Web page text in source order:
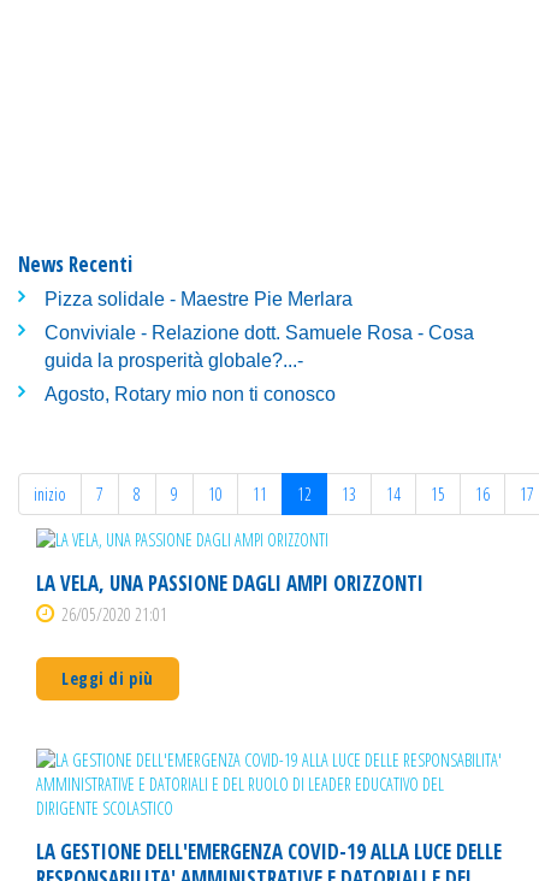
News Recenti
Pizza solidale - Maestre Pie Merlara
Conviviale - Relazione dott. Samuele Rosa - Cosa
guida la prosperità globale?...-
Agosto, Rotary mio non ti conosco
inizio 7 8 9 10 11 12 13 14 15 16 17
LA VELA, UNA PASSIONE DAGLI AMPI ORIZZONTI
26/05/2020 21:01
Leggi di più
LA GESTIONE DELL'EMERGENZA COVID-19 ALLA LUCE DELLE